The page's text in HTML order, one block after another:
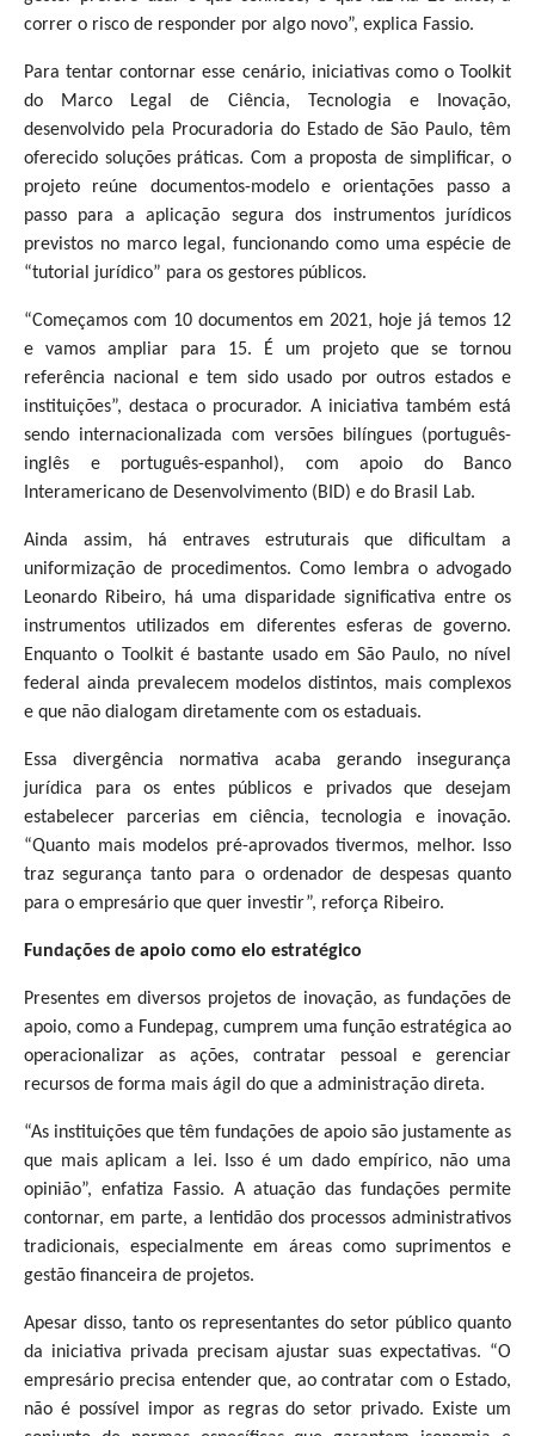
correr o risco de responder por algo novo”, explica Fassio.
Para tentar contornar esse cenário, iniciativas como o Toolkit
do Marco Legal de Ciência, Tecnologia e Inovação,
desenvolvido pela Procuradoria do Estado de São Paulo, têm
oferecido soluções práticas. Com a proposta de simplificar, o
projeto reúne documentos-modelo e orientações passo a
passo para a aplicação segura dos instrumentos jurídicos
previstos no marco legal, funcionando como uma espécie de
“tutorial jurídico” para os gestores públicos.
“Começamos com 10 documentos em 2021, hoje já temos 12
e vamos ampliar para 15. É um projeto que se tornou
referência nacional e tem sido usado por outros estados e
instituições”, destaca o procurador. A iniciativa também está
sendo internacionalizada com versões bilíngues (português-
inglês e português-espanhol), com apoio do Banco
Interamericano de Desenvolvimento (BID) e do Brasil Lab.
Ainda assim, há entraves estruturais que dificultam a
uniformização de procedimentos. Como lembra o advogado
Leonardo Ribeiro, há uma disparidade significativa entre os
instrumentos utilizados em diferentes esferas de governo.
Enquanto o Toolkit é bastante usado em São Paulo, no nível
federal ainda prevalecem modelos distintos, mais complexos
e que não dialogam diretamente com os estaduais.
Essa divergência normativa acaba gerando insegurança
jurídica para os entes públicos e privados que desejam
estabelecer parcerias em ciência, tecnologia e inovação.
“Quanto mais modelos pré-aprovados tivermos, melhor. Isso
traz segurança tanto para o ordenador de despesas quanto
para o empresário que quer investir”, reforça Ribeiro.
Fundações de apoio como elo estratégico
Presentes em diversos projetos de inovação, as fundações de
apoio, como a Fundepag, cumprem uma função estratégica ao
operacionalizar as ações, contratar pessoal e gerenciar
recursos de forma mais ágil do que a administração direta.
“As instituições que têm fundações de apoio são justamente as
que mais aplicam a lei. Isso é um dado empírico, não uma
opinião”, enfatiza Fassio. A atuação das fundações permite
contornar, em parte, a lentidão dos processos administrativos
tradicionais, especialmente em áreas como suprimentos e
gestão financeira de projetos.
Apesar disso, tanto os representantes do setor público quanto
da iniciativa privada precisam ajustar suas expectativas. “O
empresário precisa entender que, ao contratar com o Estado,
não é possível impor as regras do setor privado. Existe um